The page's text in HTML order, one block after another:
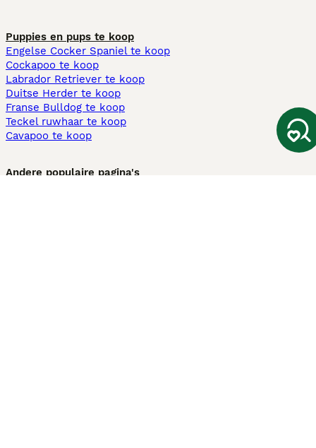
Puppies en pups te koop
Engelse Cocker Spaniel te koop
Cockapoo te koop
Labrador Retriever te koop
Duitse Herder te koop
Franse Bulldog te koop
Teckel ruwhaar te koop
Cavapoo te koop
Andere populaire pagina's